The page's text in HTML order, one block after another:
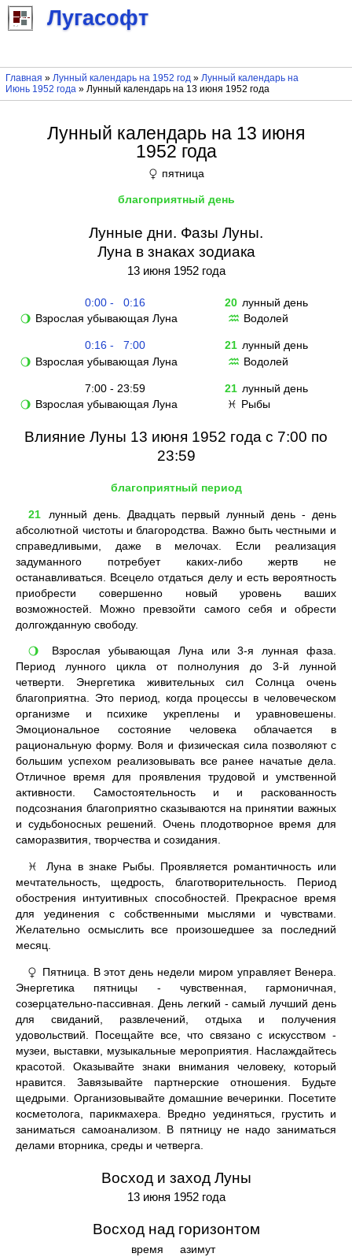
Лугасофт
Главная » Лунный календарь на 1952 год» Лунный календарь на
Июнь 1952 года» Лунный календарь на 13 июня 1952 года
Лунный календарь на 13 июня
1952 года
♀ пятница
благоприятный день
Лунные дни. Фазы Луны.
Луна в знаках зодиака
13 июня 1952 года
0:00 - 0:16 20 лунный день
🌖 Взрослая убывающая Луна ♒ Водолей
0:16 - 7:00 21 лунный день
🌖 Взрослая убывающая Луна ♒ Водолей
7:00 - 23:59 21 лунный день
🌖 Взрослая убывающая Луна ♓ Рыбы
Влияние Луны 13 июня 1952 года с 7:00 по
23:59
благоприятный период
21
лунный день. Двадцать первый лунный день - день
абсолютной чистоты и благородства. Важно быть честными и
справедливыми, даже в мелочах. Если реализация
задуманного потребует каких-либо жертв не
останавливаться. Всецело отдаться делу и есть вероятность
приобрести совершенно новый уровень ваших
возможностей. Можно превзойти самого себя и обрести
долгожданную свободу.
🌖
Взрослая убывающая Луна или 3-я лунная фаза.
Период лунного цикла от полнолуния до 3-й лунной
четверти. Энергетика живительных сил Солнца очень
благоприятна. Это период, когда процессы в человеческом
организме и психике укреплены и уравновешены.
Эмоциональное состояние человека облачается в
рациональную форму. Воля и физическая сила позволяют с
большим успехом реализовывать все ранее начатые дела.
Отличное время для проявления трудовой и умственной
активности. Самостоятельность и и раскованность
подсознания благоприятно сказываются на принятии важных
и судьбоносных решений. Очень плодотворное время для
саморазвития, творчества и созидания.
♓
Луна в знаке Рыбы. Проявляется романтичность или
мечтательность, щедрость, благотворительность. Период
обострения интуитивных способностей. Прекрасное время
для уединения с собственными мыслями и чувствами.
Желательно осмыслить все произошедшее за последний
месяц.
♀
Пятница. В этот день недели миром управляет Венера.
Энергетика пятницы - чувственная, гармоничная,
созерцательно-пассивная. День легкий - самый лучший день
для свиданий, развлечений, отдыха и получения
удовольствий. Посещайте все, что связано с искусством -
музеи, выставки, музыкальные мероприятия. Наслаждайтесь
красотой. Оказывайте знаки внимания человеку, который
нравится. Завязывайте партнерские отношения. Будьте
щедрыми. Организовывайте домашние вечеринки. Посетите
косметолога, парикмахера. Вредно уединяться, грустить и
заниматься самоанализом. В пятницу не надо заниматься
делами вторника, среды и четверга.
Восход и заход Луны
13 июня 1952 года
Восход над горизонтом
время азимут